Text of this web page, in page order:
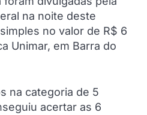
na noite deste
no valor de R$ 6
Unimar, em Barra do
na categoria de 5
acertar as 6